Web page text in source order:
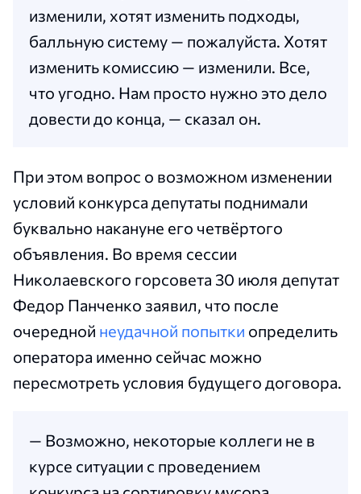
изменили, хотят изменить подходы,
балльную систему — пожалуйста. Хотят
изменить комиссию — изменили. Все,
что угодно. Нам просто нужно это дело
довести до конца, — сказал он.
При этом вопрос о возможном изменении
условий конкурса депутаты поднимали
буквально накануне его четвёртого
объявления. Во время сессии
Николаевского горсовета 30 июля депутат
Федор Панченко заявил, что после
очередной неудачной попытки определить
оператора именно сейчас можно
пересмотреть условия будущего договора.
— Возможно, некоторые коллеги не в
курсе ситуации с проведением